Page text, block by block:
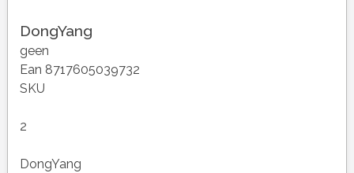
DongYang
geen
Ean 8717605039732
SKU
2
DongYang